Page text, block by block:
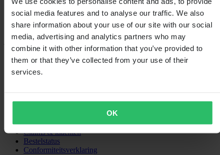
social media features and to analyse our traffic. We also
share information about your use of our site with our social
media, advertising and analytics partners who may
combine it with other information that you’ve provided to
them or that they’ve collected from your use of their
services.
OK
Algemene Voorwaarden
Informatie over recycling
Claims & klachten
Bestelstatus
Conformiteitsverklaring